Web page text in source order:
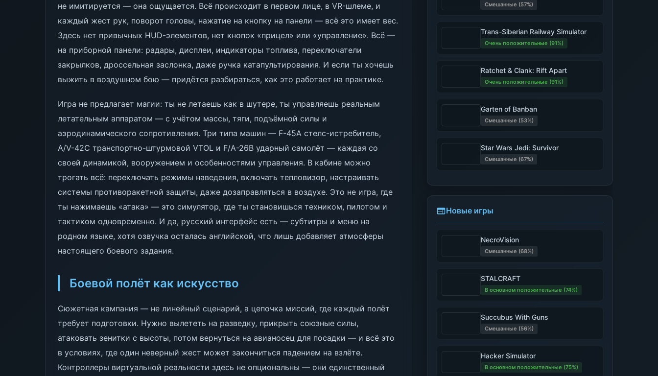
не имитируется — она ощущается. Всё происходит в первом лице, в VR-шлеме, и
каждый жест рук, поворот головы, нажатие на кнопку на панели — всё это имеет вес.
Здесь нет привычных HUD-элементов, нет кнопок «прицел» или «управление». Всё —
на приборной панели: радары, дисплеи, индикаторы топлива, переключатели
закрылков, дроссельная заслонка, даже ручка катапультирования. И если ты хочешь
выжить в воздушном бою — придётся разбираться, как это работает на практике.
Игра не предлагает магии: ты не летаешь как в шутере, ты управляешь реальным
летательным аппаратом — с учётом массы, тяги, подъёмной силы и
аэродинамического сопротивления. Три типа машин — F-45A стелс-истребитель,
A/V-42C транспортно-штурмовой VTOL и F/A-26B ударный самолёт — каждая со
своей динамикой, вооружением и особенностями управления. В кабине можно
трогать всё: переключать режимы наведения, включать тепловизор, настраивать
системы противоракетной защиты, даже дозаправляться в воздухе. Это не игра, где
ты нажимаешь «атака» — это симулятор, где ты становишься техником, пилотом и
тактиком одновременно. И да, русский интерфейс есть — субтитры и меню на
родном языке, хотя озвучка осталась английской, что лишь добавляет атмосферы
настоящего боевого задания.
Боевой полёт как искусство
Сюжетная кампания — не линейный сценарий, а цепочка миссий, где каждый полёт
требует подготовки. Нужно вылететь на разведку, прикрыть союзные силы,
атаковать зенитки с высоты, потом вернуться на авианосец для посадки — и всё это
в условиях, где один неверный жест может закончиться падением на взлёте.
Контроллеры виртуальной реальности здесь не опциональны — они единственный
Смешанные (57%)
Trans-Siberian Railway Simulator
Очень положительные (91%)
Ratchet & Clank: Rift Apart
Очень положительные (91%)
Garten of Banban
Смешанные (53%)
Star Wars Jedi: Survivor
Смешанные (67%)
Новые игры
NecroVision
Смешанные (68%)
STALCRAFT
В основном положительные (74%)
Succubus With Guns
Смешанные (56%)
Hacker Simulator
В основном положительные (75%)